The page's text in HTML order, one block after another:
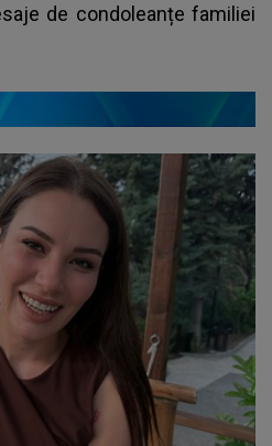
de condoleanțe familiei